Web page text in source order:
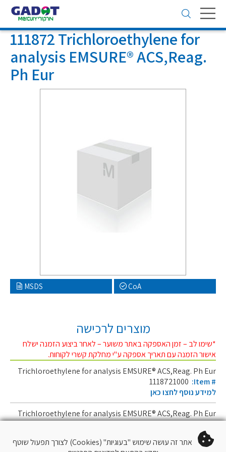
Toggle
navigation
111872 Trichloroethylene for
analysis EMSURE® ACS,Reag.
Ph Eur
MSDS CoA
מוצרים לרכישה
*שימו לב – זמן האספקה באתר משוער – לאחר ביצוע הזמנה ישלח
אישור הזמנה עם תאריך אספקה ע"י מחלקת קשרי לקוחות.
Trichloroethylene for analysis EMSURE® ACS,Reag. Ph Eur
1118721000 :Item #
למידע נוסף לחצו כאן
Trichloroethylene for analysis EMSURE® ACS,Reag. Ph Eur
1118722500:Item #
למידע נוסף לחצו כאן
אתר זה עושה שימוש "בעוגיות" (Cookies) לצורך תפעול שוטף